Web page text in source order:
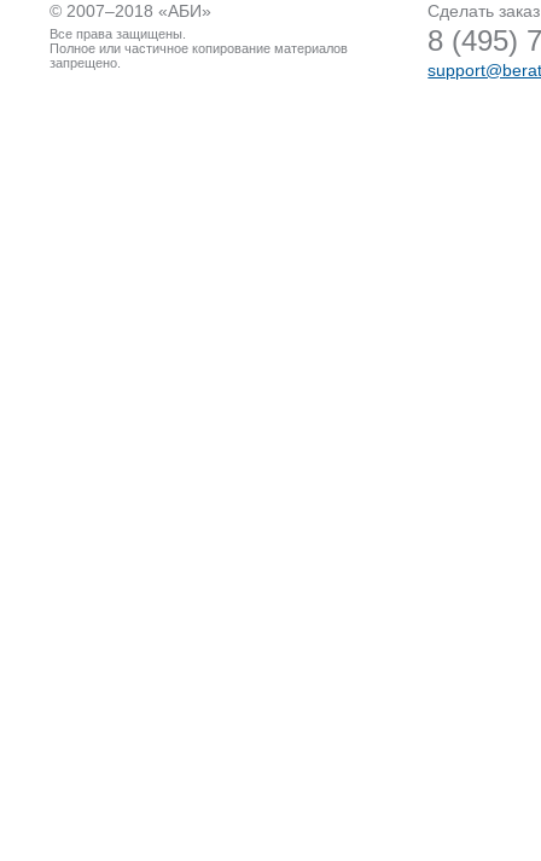
© 2007–2018 «АБИ»
Все права защищены.
Полное или частичное копирование материалов
запрещено.
Сделать
8 (495)